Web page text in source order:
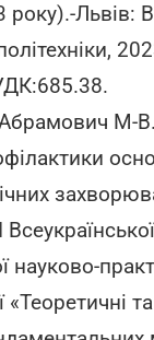
року).-Львів:
М-
науково-
«Теоретичні